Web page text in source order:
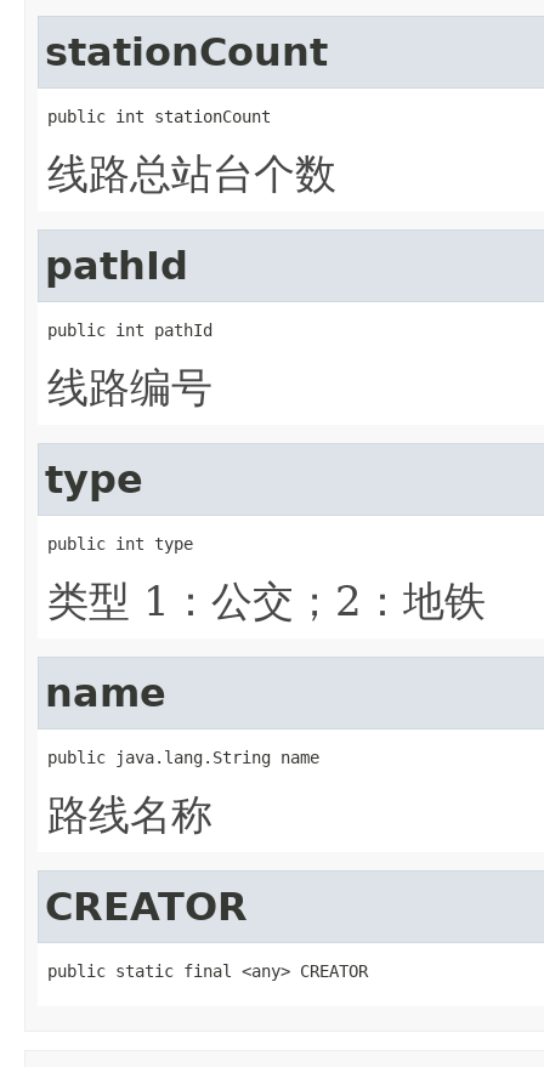
stationCount
public int stationCount
线路总站台个数
pathId
public int pathId
线路编号
type
public int type
类型 1：公交；2：地铁
name
public java.lang.String name
路线名称
CREATOR
public static final <any> CREATOR